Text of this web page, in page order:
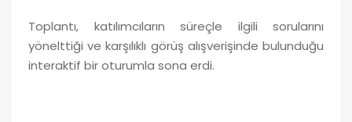
Toplantı, katılımcıların süreçle ilgili sorularını
yönelttiği ve karşılıklı görüş alışverişinde bulunduğu
interaktif bir oturumla sona erdi.